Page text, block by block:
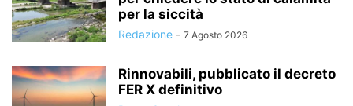
per la siccità
Redazione - 7 Agosto 2026
Rinnovabili, pubblicato il decreto
FER X definitivo